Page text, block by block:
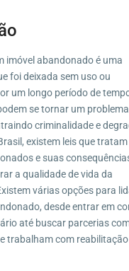
imóvel abandonado é uma
foi deixada sem uso ou
um longo período de
se tornar um
criminalidade e
existem leis que
e suas
a qualidade de vida da
várias opções para
desde entrar em
até buscar parcerias
trabalham com